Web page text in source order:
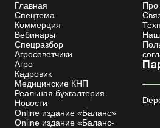
Главная
Спецтема
Коммерция
Вебинары
Спецразбор
Агросоветчики
Агро
Кадровик
Медицинские КНП
Реальная бухгалтерия
Новости
Online издание «Баланс»
Online издание «Баланс-
Про